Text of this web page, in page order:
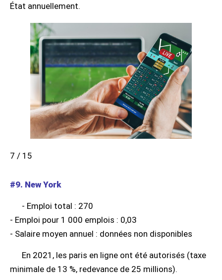
État annuellement.
7 / 15
#9. New York
- Emploi total : 270
- Emploi pour 1 000 emplois : 0,03
- Salaire moyen annuel : données non disponibles
En 2021, les paris en ligne ont été autorisés (taxe
minimale de 13 %, redevance de 25 millions).